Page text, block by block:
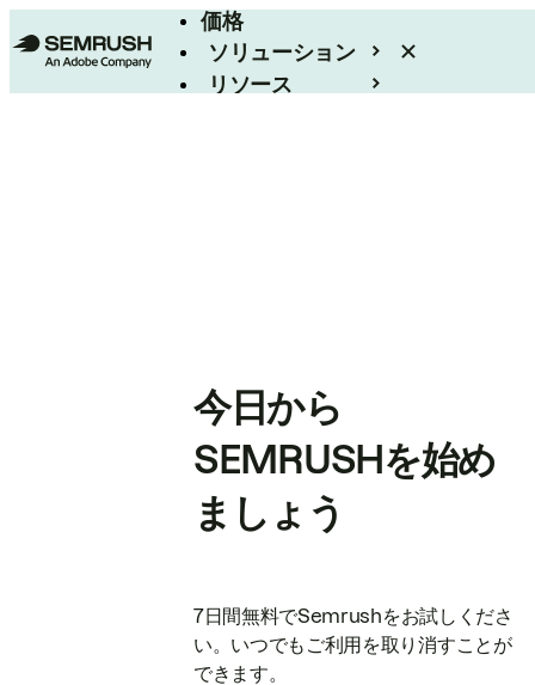
価格
ソリューション
リソース
今日から
SEMRUSHを始め
ましょう
7日間無料でSemrushをお試しくださ
い。いつでもご利用を取り消すことが
できます。